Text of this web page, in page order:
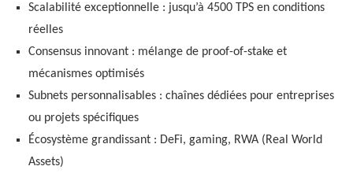
Scalabilité exceptionnelle : jusqu’à 4500 TPS en conditions
réelles
Consensus innovant : mélange de proof-of-stake et
mécanismes optimisés
Subnets personnalisables : chaînes dédiées pour entreprises
ou projets spécifiques
Écosystème grandissant : DeFi, gaming, RWA (Real World
Assets)